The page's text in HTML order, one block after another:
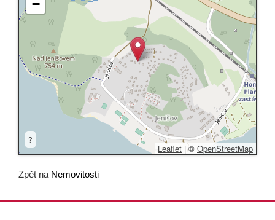
−
?
Leaflet |© OpenStreetMap
Zpět na Nemovitosti